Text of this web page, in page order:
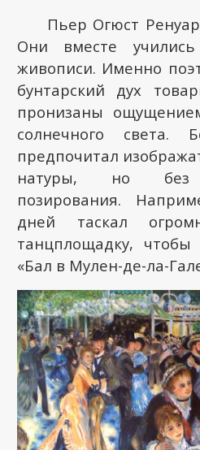
Пьер Огюст
Они вместе
живописи. Именно
бунтарский дух
пронизаны
солнечного света.
предпочитал
натуры, но без
позирования.
дней таскал
танцплощадку, чтобы
«Бал в Мулен-де-ла-